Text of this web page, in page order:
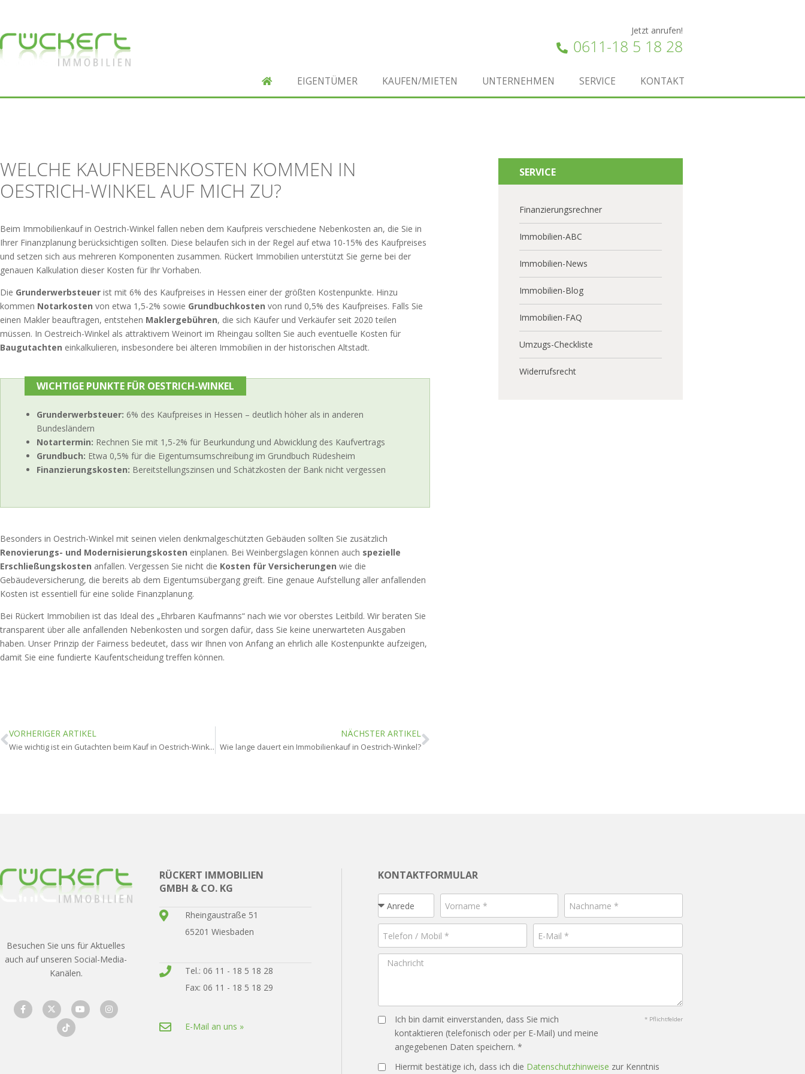
Jetzt anrufen!
0611-18 5 18 28
EIGENTÜMER KAUFEN/MIETEN UNTERNEHMEN SERVICE KONTAKT
WELCHE KAUFNEBENKOSTEN KOMMEN IN
OESTRICH-WINKEL AUF MICH ZU?
Beim Immobilienkauf in Oestrich-Winkel fallen neben dem Kaufpreis verschiedene Nebenkosten an, die Sie in
Ihrer Finanzplanung berücksichtigen sollten. Diese belaufen sich in der Regel auf etwa 10-15% des Kaufpreises
und setzen sich aus mehreren Komponenten zusammen. Rückert Immobilien unterstützt Sie gerne bei der
genauen Kalkulation dieser Kosten für Ihr Vorhaben.
Die Grunderwerbsteuer ist mit 6% des Kaufpreises in Hessen einer der größten Kostenpunkte. Hinzu
kommen Notarkosten von etwa 1,5-2% sowie Grundbuchkosten von rund 0,5% des Kaufpreises. Falls Sie
einen Makler beauftragen, entstehen Maklergebühren, die sich Käufer und Verkäufer seit 2020 teilen
müssen. In Oestreich-Winkel als attraktivem Weinort im Rheingau sollten Sie auch eventuelle Kosten für
Baugutachten einkalkulieren, insbesondere bei älteren Immobilien in der historischen Altstadt.
WICHTIGE PUNKTE FÜR OESTRICH-WINKEL
Grunderwerbsteuer: 6% des Kaufpreises in Hessen – deutlich höher als in anderen
Bundesländern
Notartermin: Rechnen Sie mit 1,5-2% für Beurkundung und Abwicklung des Kaufvertrags
Grundbuch: Etwa 0,5% für die Eigentumsumschreibung im Grundbuch Rüdesheim
Finanzierungskosten: Bereitstellungszinsen und Schätzkosten der Bank nicht vergessen
Besonders in Oestrich-Winkel mit seinen vielen denkmalgeschützten Gebäuden sollten Sie zusätzlich
Renovierungs- und Modernisierungskosten einplanen. Bei Weinbergslagen können auch spezielle
Erschließungskosten anfallen. Vergessen Sie nicht die Kosten für Versicherungen wie die
Gebäudeversicherung, die bereits ab dem Eigentumsübergang greift. Eine genaue Aufstellung aller anfallenden
Kosten ist essentiell für eine solide Finanzplanung.
Bei Rückert Immobilien ist das Ideal des „Ehrbaren Kaufmanns“ nach wie vor oberstes Leitbild. Wir beraten Sie
transparent über alle anfallenden Nebenkosten und sorgen dafür, dass Sie keine unerwarteten Ausgaben
haben. Unser Prinzip der Fairness bedeutet, dass wir Ihnen von Anfang an ehrlich alle Kostenpunkte aufzeigen,
damit Sie eine fundierte Kaufentscheidung treffen können.
VORHERIGER ARTIKEL
Wie wichtig ist ein Gutachten beim Kauf in Oestrich-Winkel?
NÄCHSTER ARTIKEL
Wie lange dauert ein Immobilienkauf in Oestrich-Winkel?
SERVICE
Finanzierungsrechner
Immobilien-ABC
Immobilien-News
Immobilien-Blog
Immobilien-FAQ
Umzugs-Checkliste
Widerrufsrecht
Besuchen Sie uns für Aktuelles
auch auf unseren Social-Media-
Kanälen.
RÜCKERT IMMOBILIEN
GMBH & CO. KG
Rheingaustraße 51
65201 Wiesbaden
Tel.: 06 11 - 18 5 18 28
Fax: 06 11 - 18 5 18 29
E-Mail an uns »
KONTAKTFORMULAR
Ich bin damit einverstanden, dass Sie mich
kontaktieren (telefonisch oder per E-Mail) und meine
angegebenen Daten speichern. *
* Pflichtfelder
Hiermit bestätige ich, dass ich die Datenschutzhinweise zur Kenntnis